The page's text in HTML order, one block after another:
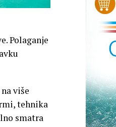
Polaganje
više
tehnika
smatra